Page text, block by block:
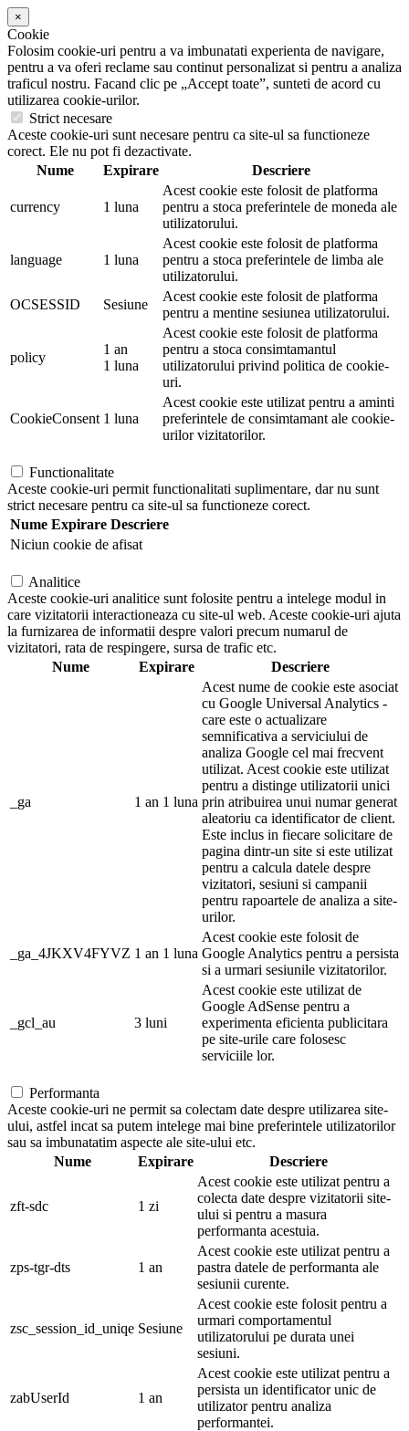
×
Cookie
Folosim cookie-uri pentru a va imbunatati experienta de navigare,
pentru a va oferi reclame sau continut personalizat si pentru a analiza
traficul nostru. Facand clic pe „Accept toate”, sunteti de acord cu
utilizarea cookie-urilor.
Strict necesare
Aceste cookie-uri sunt necesare pentru ca site-ul sa functioneze
corect. Ele nu pot fi dezactivate.
Nume
Expirare Descriere
currency 1 luna
Acest cookie este folosit de platforma
pentru a stoca preferintele de moneda ale
utilizatorului.
language 1 luna
Acest cookie este folosit de platforma
pentru a stoca preferintele de limba ale
utilizatorului.
OCSESSID
Sesiune
Acest cookie este folosit de platforma
pentru a mentine sesiunea utilizatorului.
policy
1 an
1 luna
Acest cookie este folosit de platforma
pentru a stoca consimtamantul
utilizatorului privind politica de cookie-
uri.
CookieConsent 1 luna
Acest cookie este utilizat pentru a aminti
preferintele de consimtamant ale cookie-
urilor vizitatorilor.
Functionalitate
Aceste cookie-uri permit functionalitati suplimentare, dar nu sunt
strict necesare pentru ca site-ul sa functioneze corect.
Nume Expirare Descriere
Niciun cookie de afisat
Analitice
Aceste cookie-uri analitice sunt folosite pentru a intelege modul in
care vizitatorii interactioneaza cu site-ul web. Aceste cookie-uri ajuta
la furnizarea de informatii despre valori precum numarul de
vizitatori, rata de respingere, sursa de trafic etc.
Nume
Expirare Descriere
_ga 1 an 1 luna
Acest nume de cookie este asociat
cu Google Universal Analytics -
care este o actualizare
semnificativa a serviciului de
analiza Google cel mai frecvent
utilizat. Acest cookie este utilizat
pentru a distinge utilizatorii unici
prin atribuirea unui numar generat
aleatoriu ca identificator de client.
Este inclus in fiecare solicitare de
pagina dintr-un site si este utilizat
pentru a calcula datele despre
vizitatori, sesiuni si campanii
pentru rapoartele de analiza a site-
urilor.
_ga_4JKXV4FYVZ 1 an 1 luna
Acest cookie este folosit de
Google Analytics pentru a persista
si a urmari sesiunile vizitatorilor.
_gcl_au 3 luni
Acest cookie este utilizat de
Google AdSense pentru a
experimenta eficienta publicitara
pe site-urile care folosesc
serviciile lor.
Performanta
Aceste cookie-uri ne permit sa colectam date despre utilizarea site-
ului, astfel incat sa putem intelege mai bine preferintele utilizatorilor
sau sa imbunatatim aspecte ale site-ului etc.
Nume
Expirare Descriere
zft-sdc 1 zi
Acest cookie este utilizat pentru a
colecta date despre vizitatorii site-
ului si pentru a masura
performanta acestuia.
zps-tgr-dts 1 an
Acest cookie este utilizat pentru a
pastra datele de performanta ale
sesiunii curente.
zsc_session_id_uniqe Sesiune
Acest cookie este folosit pentru a
urmari comportamentul
utilizatorului pe durata unei
sesiuni.
zabUserId 1 an
Acest cookie este utilizat pentru a
persista un identificator unic de
utilizator pentru analiza
performantei.